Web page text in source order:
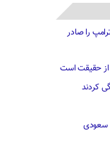
میلیون دلاری ترامپ را صادر
از حقیقت است
کردند
سعودی